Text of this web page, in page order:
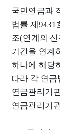
국민연금과
법률 제9431
조(연계의
기간을 연계
하나에 해당
따라 각 연금
연금관리기
연금관리기